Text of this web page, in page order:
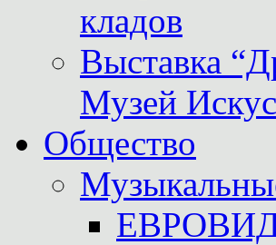
кладов
Выставка
Музей
Общество